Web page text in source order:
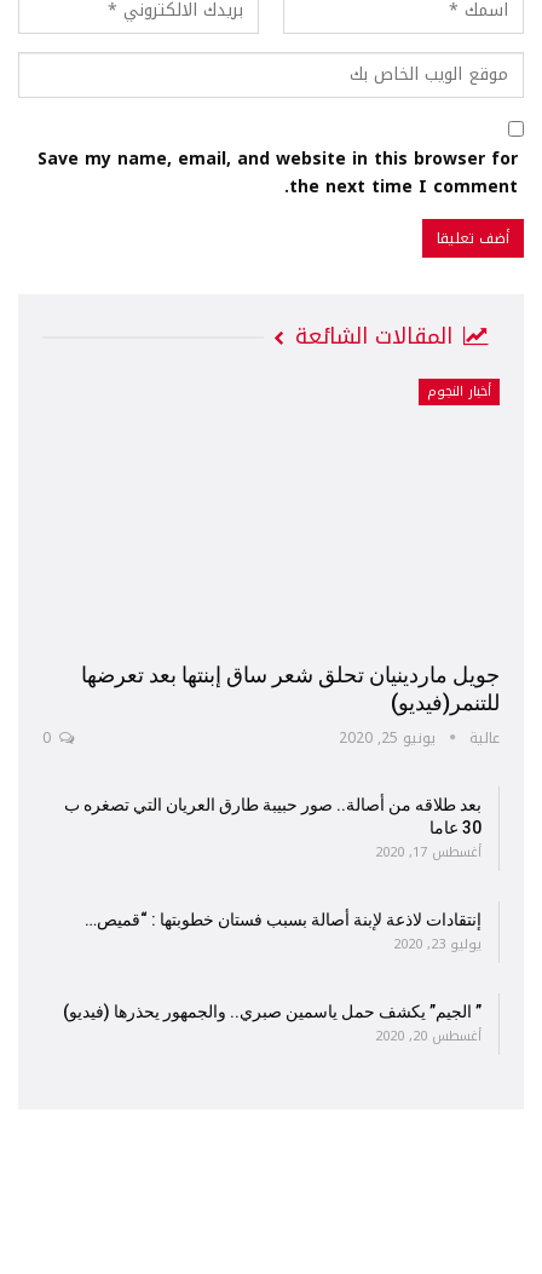
Save my name, email, and website in this browser for
the next time I comment.
المقالات الشائعة
أخبار النجوم
جويل ماردينيان تحلق شعر ساق إبنتها بعد تعرضها
للتنمر(فيديو)
عالية يونيو 25, 2020
بعد طلاقه من أصالة.. صور حبيبة طارق العريان التي تصغره ب
30 عاما
أغسطس 17, 2020
إنتقادات لاذعة لإبنة أصالة بسبب فستان خطوبتها : “قميص…
يوليو 23, 2020
” الجيم” يكشف حمل ياسمين صبري.. والجمهور يحذرها (فيديو)
أغسطس 20, 2020